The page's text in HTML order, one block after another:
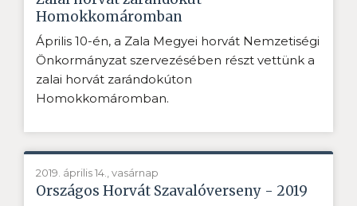
Homokkomáromban
Április 10-én, a Zala Megyei horvát Nemzetiségi
Önkormányzat szervezésében részt vettünk a
zalai horvát zarándokúton
Homokkomáromban.
2019. április 14., vasárnap
Országos Horvát Szavalóverseny - 2019